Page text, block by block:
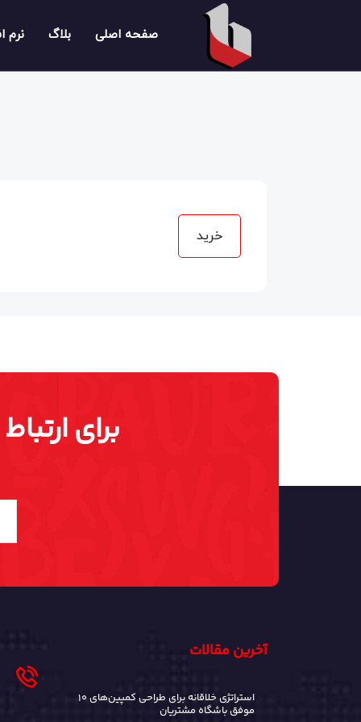
صفحه اصلی بلاگ نرم
خرید
برای
آخرین مقالات
۱۰ استراتژی خلاقانه برای طراحی کمپین‌های
موفق باشگاه مشتریان